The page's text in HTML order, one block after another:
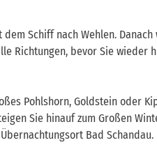
Schiff nach Wehlen. Danach
Richtungen, bevor Sie wieder
Pohlshorn, Goldstein oder
Sie hinauf zum Großen
Bad Schandau.